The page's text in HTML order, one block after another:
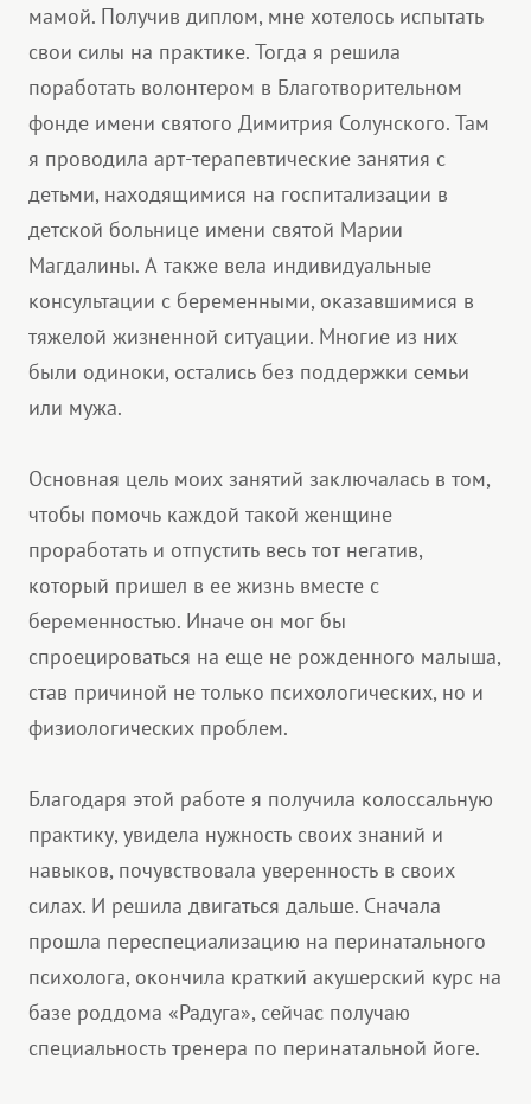
мамой. Получив диплом, мне хотелось испытать
свои силы на практике. Тогда я решила
поработать волонтером в Благотворительном
фонде имени святого Димитрия Солунского. Там
я проводила арт-терапевтические занятия с
детьми, находящимися на госпитализации в
детской больнице имени святой Марии
Магдалины. А также вела индивидуальные
консультации с беременными, оказавшимися в
тяжелой жизненной ситуации. Многие из них
были одиноки, остались без поддержки семьи
или мужа.
Основная цель моих занятий заключалась в том,
чтобы помочь каждой такой женщине
проработать и отпустить весь тот негатив,
который пришел в ее жизнь вместе с
беременностью. Иначе он мог бы
спроецироваться на еще не рожденного малыша,
став причиной не только психологических, но и
физиологических проблем.
Благодаря этой работе я получила колоссальную
практику, увидела нужность своих знаний и
навыков, почувствовала уверенность в своих
силах. И решила двигаться дальше. Сначала
прошла переспециализацию на перинатального
психолога, окончила краткий акушерский курс на
базе роддома «Радуга», сейчас получаю
специальность тренера по перинатальной йоге.